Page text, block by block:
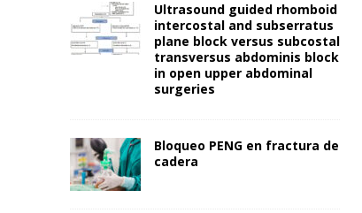
Ultrasound guided rhomboid
intercostal and subserratus
plane block versus subcostal
transversus abdominis block
in open upper abdominal
surgeries
Bloqueo PENG en fractura de
cadera